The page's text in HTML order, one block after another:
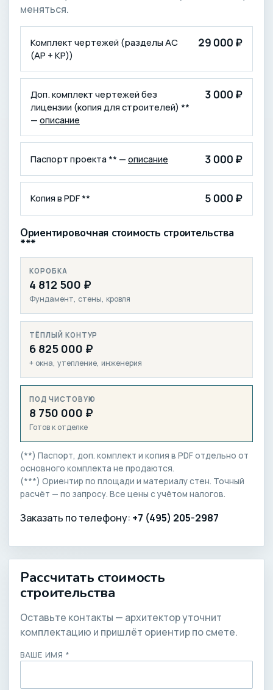
меняться.
КОМПЛЕКТАЦИЯ
ЦЕНА (₽)
Комплект чертежей (разделы АС
(АР + КР))
29 000 ₽
Доп. комплект чертежей без
лицензии (копия для строителей) **
— описание
3 000 ₽
Паспорт проекта ** — описание 3 000 ₽
Копия в PDF ** 5 000 ₽
Ориентировочная стоимость строительства
***
КОРОБКА
4 812 500 ₽
Фундамент, стены, кровля
ТЁПЛЫЙ КОНТУР
6 825 000 ₽
+ окна, утепление, инженерия
ПОД ЧИСТОВУЮ
8 750 000 ₽
Готов к отделке
(**) Паспорт, доп. комплект и копия в PDF отдельно от
основного комплекта не продаются.
(***) Ориентир по площади и материалу стен. Точный
расчёт — по запросу. Все цены с учётом налогов.
Заказать по телефону: +7 (495) 205-2987
Рассчитать стоимость
строительства
Оставьте контакты — архитектор уточнит
комплектацию и пришлёт ориентир по смете.
ВАШЕ ИМЯ *